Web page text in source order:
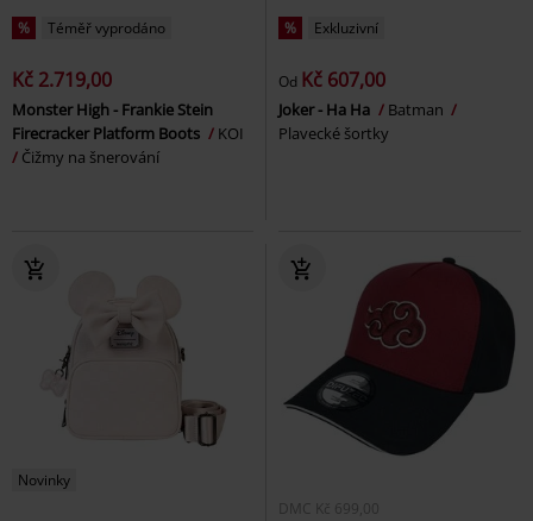
% Téměř vyprodáno
Kč 2.719,00
Monster High - Frankie Stein
Firecracker Platform Boots
KOI
Čižmy na šnerování
% Exkluzivní
Od Kč 607,00
Joker - Ha Ha
Batman
Plavecké šortky
Novinky
DMC Kč 699,00